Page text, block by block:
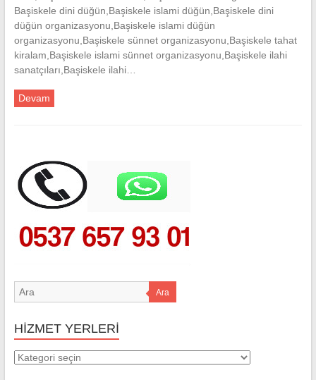
Başiskele dini düğün,Başiskele islami düğün,Başiskele dini
düğün organizasyonu,Başiskele islami düğün
organizasyonu,Başiskele sünnet organizasyonu,Başiskele tahat
kiralam,Başiskele islami sünnet organizasyonu,Başiskele ilahi
sanatçıları,Başiskele ilahi…
Devam
Ara
HİZMET YERLERİ
HİZMET